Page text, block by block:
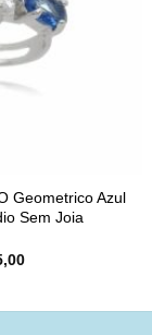
Geometrico Azul
Sem Joia